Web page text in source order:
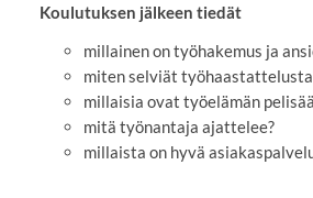
Koulutuksen jälkeen tiedät
millainen on työhakemus ja
miten selviät
millaisia ovat työelämän
mitä työnantaja ajattelee?
millaista on hyvä